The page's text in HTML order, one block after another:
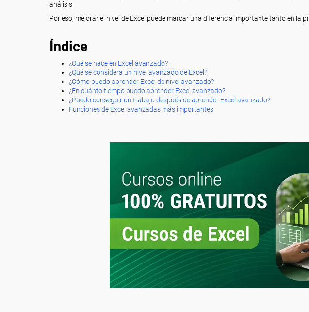
análisis.
Por eso, mejorar el nivel de Excel puede marcar una diferencia importante tanto en la
Índice
¿Qué se hace en Excel avanzado?
¿Qué se considera un nivel avanzado de Excel?
¿Cómo puedo aprender Excel de nivel avanzado?
¿En cuánto tiempo puedo aprender Excel avanzado?
¿Puedo conseguir un trabajo después de aprender Excel avanzado?
Funciones de Excel avanzadas más importantes